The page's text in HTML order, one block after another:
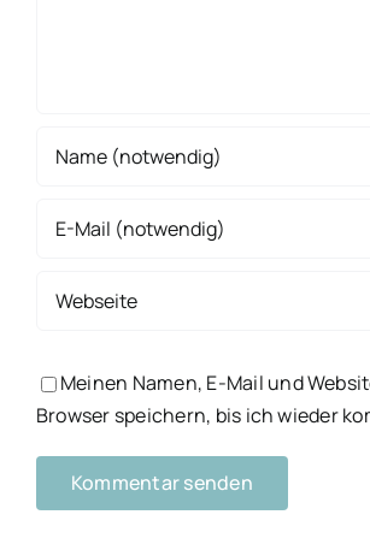
Meinen Namen, E-Mail und
Browser speichern, bis ich wieder